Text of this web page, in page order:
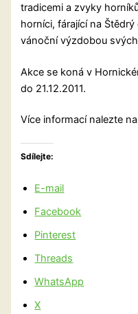
tradicemi a zvyky
horníci, fárající na
vánoční výzdobou
Akce se koná v
do 21.12.2011.
Více informací nalezte
Sdílejte:
E-mail
Facebook
Pinterest
Threads
WhatsApp
X